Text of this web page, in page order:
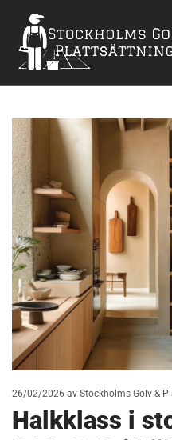
26/02/2026 av Stockholms Golv &
Halkklass i